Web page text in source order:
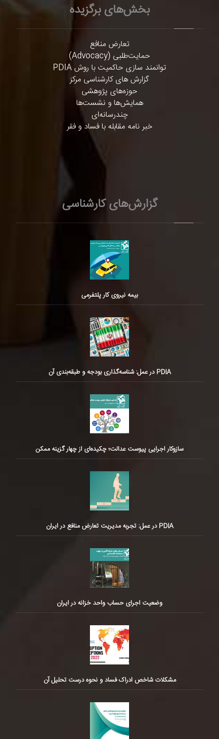
بخش‌های برگزیده
تعارض منافع
حمایت‌طلبی (Advocacy)
توانمند سازی حاکمیت با روش PDIA
گزارش های کارشناسی مرکز
حوزه‌های پژوهشی
همایش‌ها و نشست‌ها
چندرسانه‌ای
خبر نامه مقابله با فساد و فقر
گزارش‌های کارشناسی
بیمه نیروی کار پلتفرمی
PDIA در عمل: شناسه‌گذاری بودجه و طبقه‌بندی آن
سازوکار اجرایی پیوست عدالت؛ چکیده‌ای از چهار گزینه ممکن
PDIA در عمل: تجربه مدیریت تعارض منافع در ایران
وضعیت اجرای حساب واحد خزانه در ایران
مشکلات شاخص ادراک فساد و نحوه درست تحلیل آن